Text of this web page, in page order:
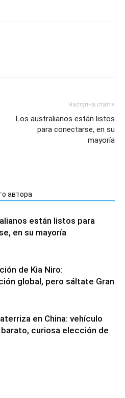
Наступна стаття
Los australianos están listos
para conectarse, en su
mayoría
автора
están listos para
en su mayoría
de Kia Niro:
global, pero sáltate Gran
en China: vehículo
curiosa elección de